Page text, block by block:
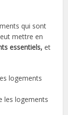
qui sont
mettre en
essentiels, et
logements
les logements